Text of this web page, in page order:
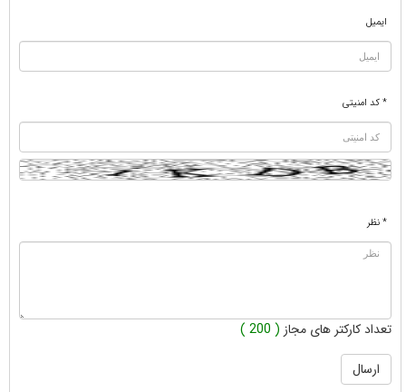
ایمیل
* کد امنیتی
* نظر
تعداد کارکتر های مجاز ( 200 )